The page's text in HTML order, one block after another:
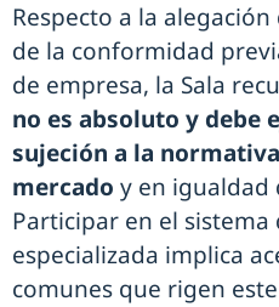
Respecto a la
de la conformidad
de empresa, la Sala
no es absoluto y debe
sujeción a la
mercado y en igualdad
Participar en el
especializada implica
comunes que rigen